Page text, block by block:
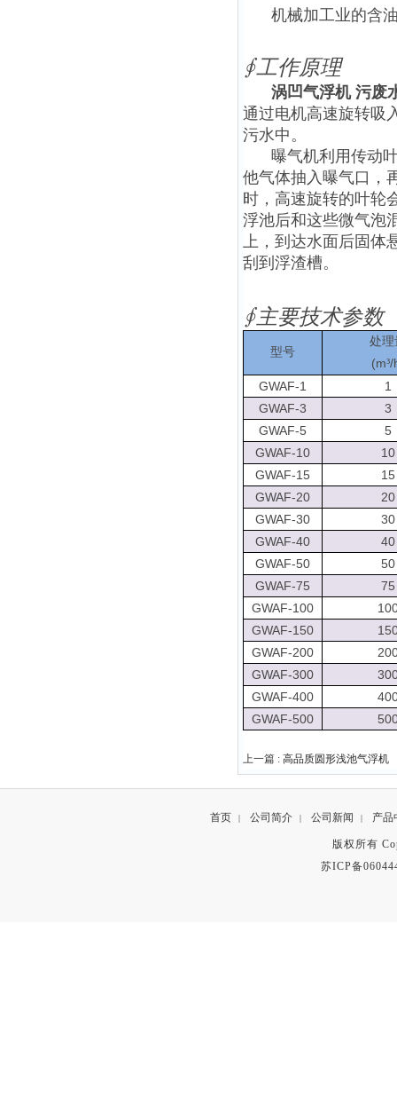
机械加工业的含
∮工作原理
涡凹气浮机 污废
通过电机高速旋转吸
污水中。
曝气机利用传动
他气体抽入曝气口，
时，高速旋转的叶轮
浮池后和这些微气泡
上，到达水面后固体
刮到浮渣槽。
∮主要技术参数
型号
处理
(m³/
GWAF-1
1
GWAF-3
3
GWAF-5
5
GWAF-10
10
GWAF-15
15
GWAF-20
20
GWAF-30
30
GWAF-40
40
GWAF-50
50
GWAF-75
75
GWAF-100
GWAF-150
GWAF-200
GWAF-300
GWAF-400
GWAF-500
上一篇 : 高品质圆形浅池气浮机
首页 | 公司简介 | 公司新闻 | 产品
版权所有
苏ICP备